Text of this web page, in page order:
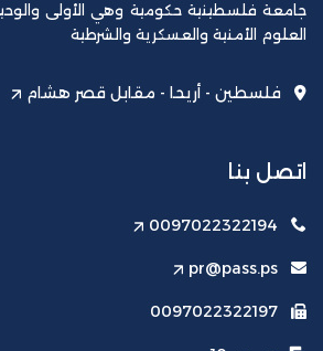
جامعة فلسطينية حكومية وهي الأولى
العلوم الأمنية والعسكرية والشرطية
فلسطين - أريحا - مقابل قصر هشام
اتصل بنا
0097022322194
pr@pass.ps
0097022322197